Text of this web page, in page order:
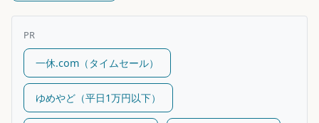
PR
一休.com（タイムセール）
ゆめやど（平日1万円以下）